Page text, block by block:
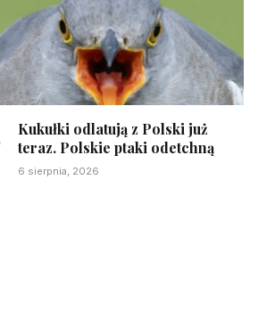
Kukułki odlatują z Polski już
teraz. Polskie ptaki odetchną
6 sierpnia, 2026